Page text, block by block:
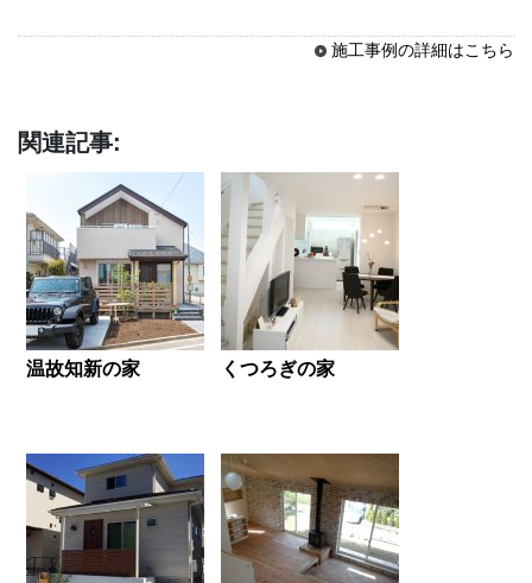
施工事例の詳細はこちら
関連記事:
温故知新の家 くつろぎの家